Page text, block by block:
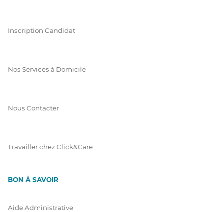
Inscription Candidat
Nos Services à Domicile
Nous Contacter
Travailler chez Click&Care
BON À SAVOIR
Aide Administrative